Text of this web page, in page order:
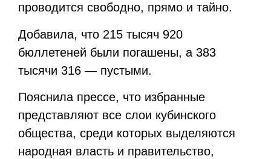
проводится свободно, прямо и тайно.
Добавила, что 215 тысяч 920
бюллетеней были погашены, а 383
тысячи 316 — пустыми.
Пояснила прессе, что избранные
представляют все слои кубинского
общества, среди которых выделяются
народная власть и правительство,